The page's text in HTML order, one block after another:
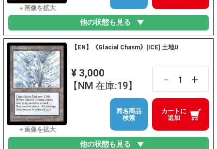
他の状態も見る
【EN】《Glacial Chasm》[ICE] 土地U
¥ 3,000
【NM 在庫:19】
－ +
カートに
追加
同名商品
検索
他の状態も見る